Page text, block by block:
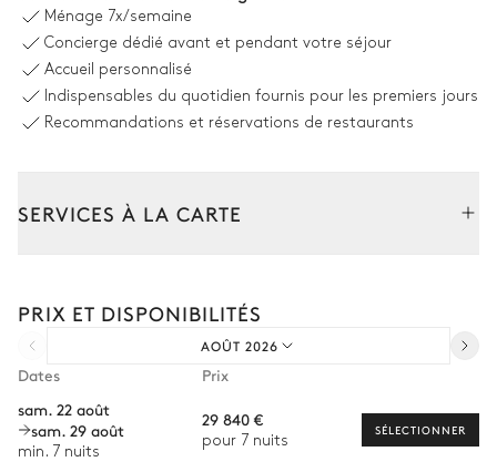
Vue sur la mer
Douche extérieure
Transats
À débordement
Non chauffée · Au chlore
Table
16 places
Pergola
Cuisine extérieure
Ouverte
Ménage 7x/semaine
Concierge dédié avant et pendant votre séjour
Accueil personnalisé
Indispensables du quotidien fournis pour les premiers jours
Recommandations et réservations de restaurants
SERVICES À LA CARTE
Transfert à l'arrivée et au départ
Courses livrées avant l'arrivée
Chef à domicile
PRIX ET DISPONIBILITÉS
AOÛT 2026
Dates
Prix
sam. 22 août
sam. 29 août
min. 7 nuits
29 840 €
pour 7 nuits
SÉLECTIONNER